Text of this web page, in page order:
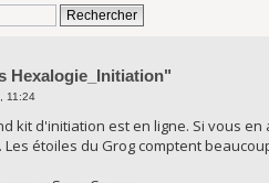
Hexalogie_Initiation"
11:24
kit d'initiation est en ligne. Si vous
étoiles du Grog comptent